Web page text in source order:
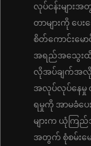
လုပ်ငန်းများအ
တာများကို ပေ
စိတ်ကောင်းမော
အရည်အသွေးထိန်
လိုအပ်ချက်အလိုက်
အလုပ်လုပ်နေမှု
ရမှုကို အာမခံပေ
များက ယုံကြည်
အတွက် စုံစမ်းမေး